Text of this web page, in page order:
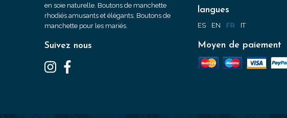
en soie naturelle. Boutons de manchette
rhodiés amusants et élégants. Boutons de
manchette pour les mariés.
Suivez nous
langues
ES EN FR IT
Moyen de paiement